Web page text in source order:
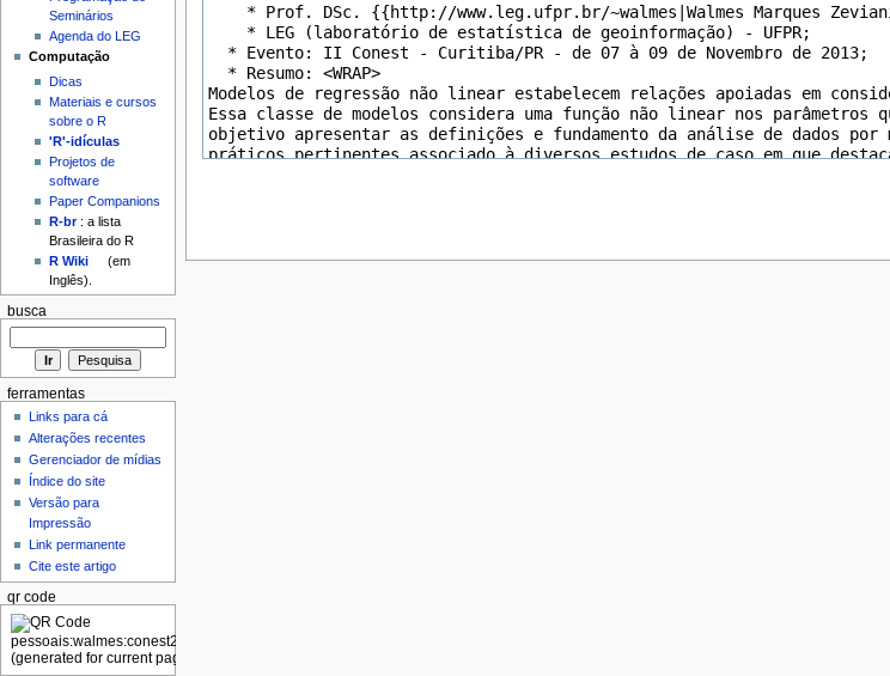
Seminários
Agenda do LEG
Computação
Dicas
Materiais e cursos
sobre o R
'R'-idículas
Projetos de
software
Paper Companions
R-br: a lista
Brasileira do R
R Wiki
(em
Inglês).
busca
ferramentas
Links para cá
Alterações recentes
Gerenciador de mídias
Índice do site
Versão para
Impressão
Link permanente
Cite este artigo
qr code